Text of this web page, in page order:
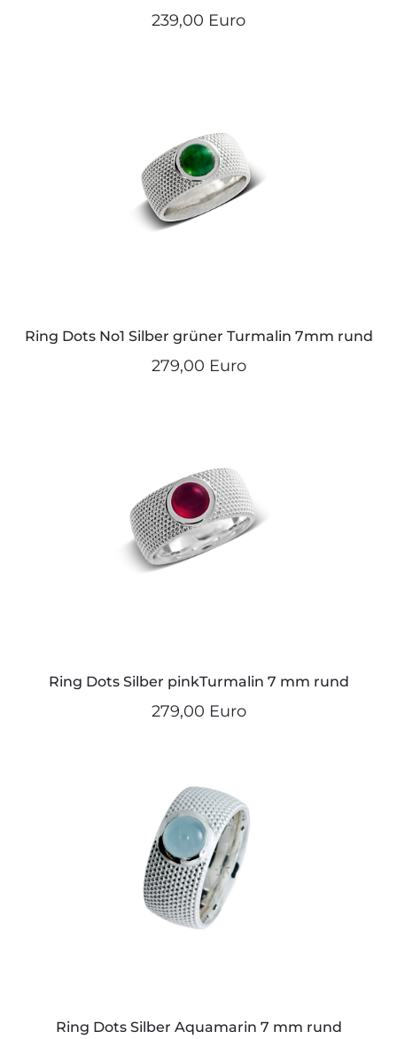
239,00 Euro
Ring Dots No1 Silber grüner Turmalin 7mm rund
279,00 Euro
Ring Dots Silber pinkTurmalin 7 mm rund
279,00 Euro
Ring Dots Silber Aquamarin 7 mm rund